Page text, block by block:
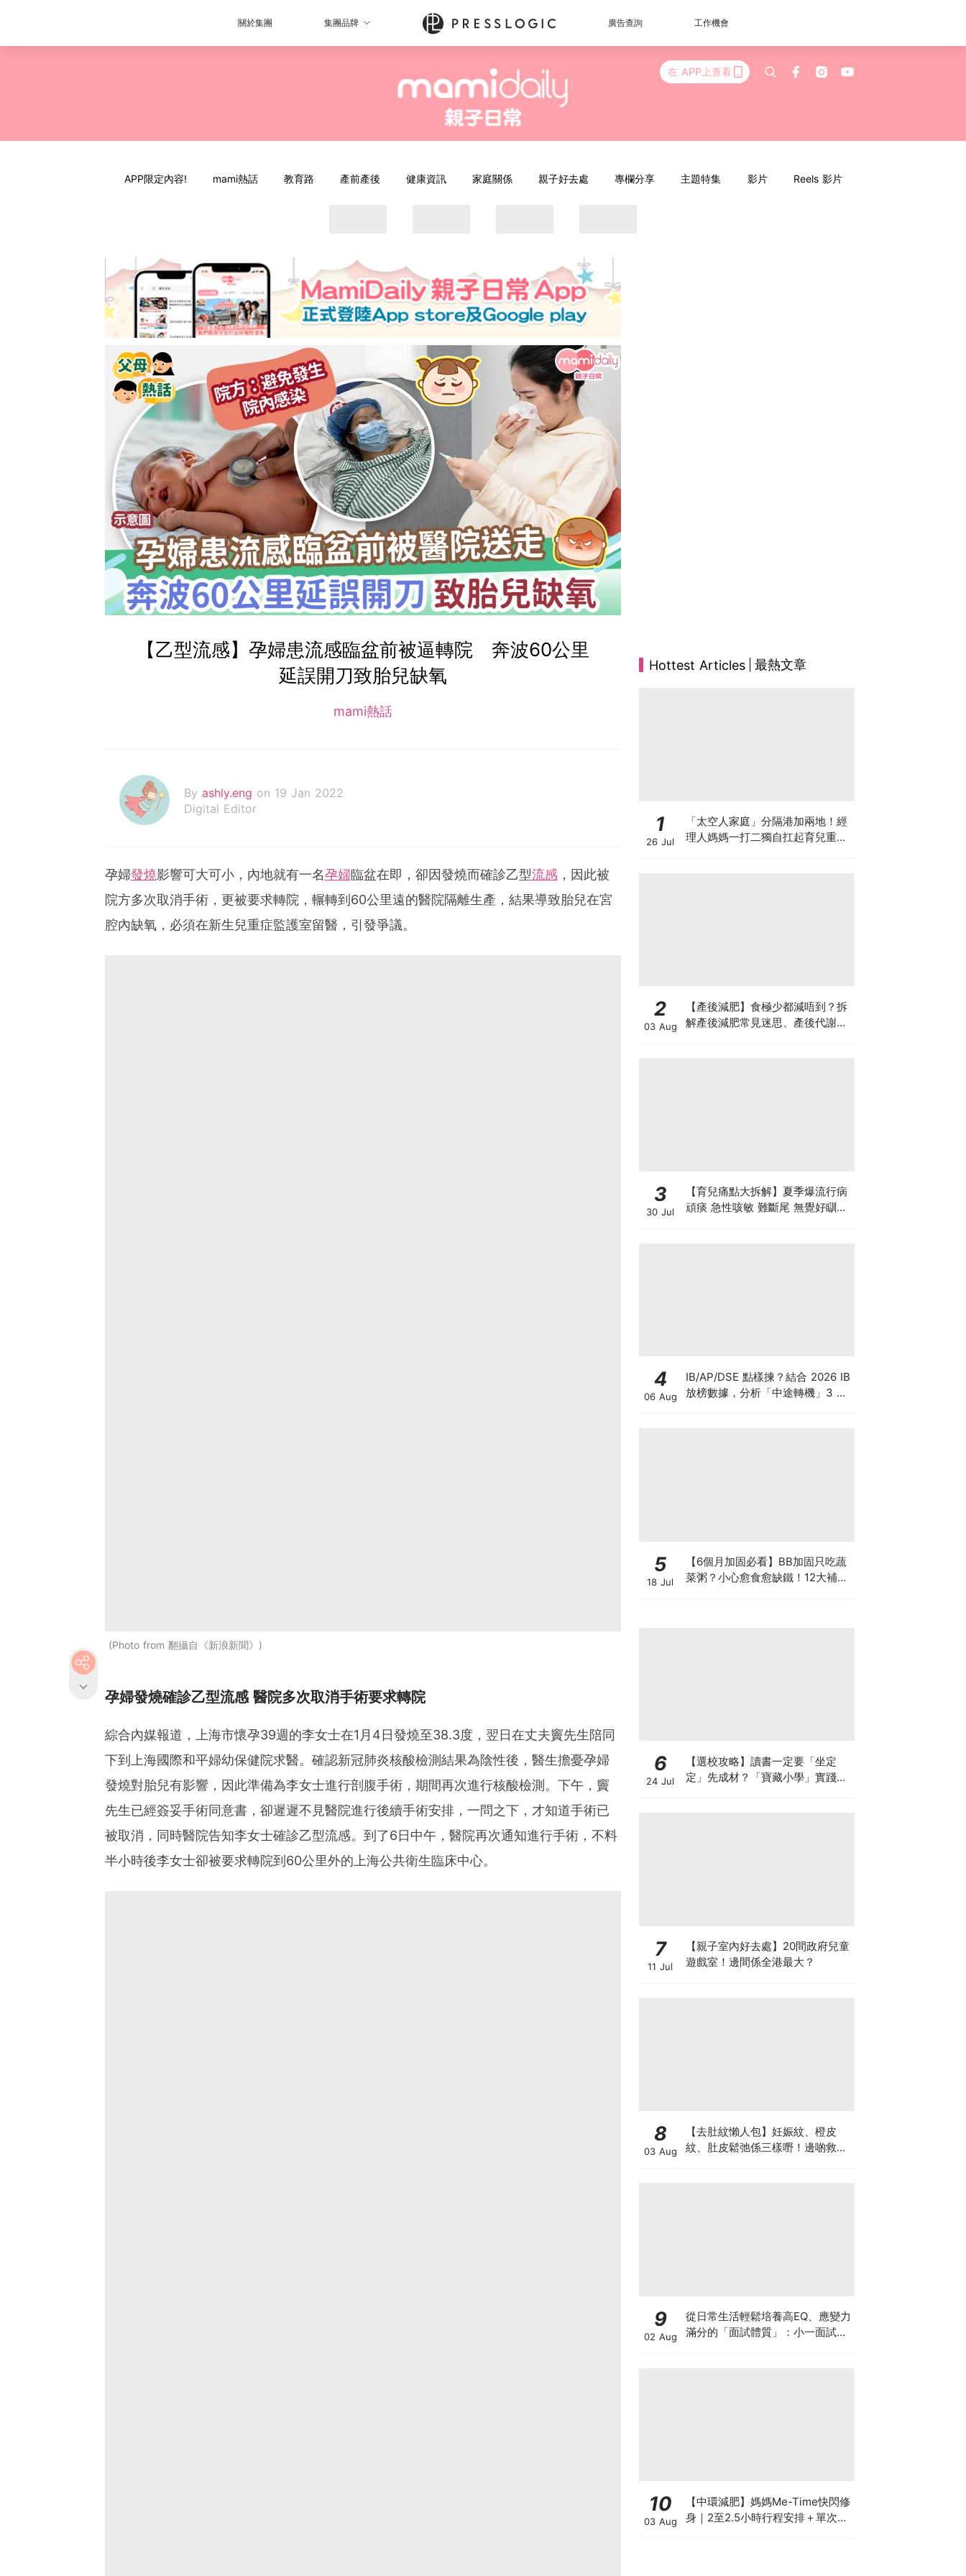
關於集團 集團品牌 廣告查詢 工作機會
在 APP上查看
APP限定內容! mami熱話 教育路 產前產後 健康資訊 家庭關係 親子好去處 專欄分享 主題特集 影片 Reels 影片
【乙型流感】孕婦患流感臨盆前被逼轉院 奔波60公里
延誤開刀致胎兒缺氧
mami熱話
By ashly.eng on 19 Jan 2022
Digital Editor
孕婦發燒影響可大可小，內地就有一名孕婦臨盆在即，卻因發燒而確診乙型流感，因此被
院方多次取消手術，更被要求轉院，輾轉到60公里遠的醫院隔離生產，結果導致胎兒在宮
腔內缺氧，必須在新生兒重症監護室留醫，引發爭議。
Photo from 翻攝自《新浪新聞》
孕婦發燒確診乙型流感 醫院多次取消手術要求轉院
綜合內媒報道，上海市懷孕39週的李女士在1月4日發燒至38.3度，翌日在丈夫竇先生陪同
下到上海國際和平婦幼保健院求醫。確認新冠肺炎核酸檢測結果為陰性後，醫生擔憂孕婦
發燒對胎兒有影響，因此準備為李女士進行剖腹手術，期間再次進行核酸檢測。下午，竇
先生已經簽妥手術同意書，卻遲遲不見醫院進行後續手術安排，一問之下，才知道手術已
被取消，同時醫院告知李女士確診乙型流感。到了6日中午，醫院再次通知進行手術，不料
半小時後李女士卻被要求轉院到60公里外的上海公共衛生臨床中心。
Hottest Articles 最熱文章
1
26 Jul
「太空人家庭」分隔港加兩地！經
理人媽媽一打二獨自扛起育兒重
2
03 Aug
【產後減肥】食極少都減唔到？拆
解產後減肥常見迷思、產後代謝、
3
30 Jul
【育兒痛點大拆解】夏季爆流行病
頑痰 急性咳敏 難斷尾 無覺好瞓？
4
06 Aug
IB/AP/DSE 點樣揀？結合 2026 IB
放榜數據，分析「中途轉機」3 大
5
18 Jul
【6個月加固必看】BB加固只吃蔬
菜粥？小心愈食愈缺鐵！12大補鐵
6
24 Jul
【選校攻略】讀書一定要「坐定
定」先成材？「寶藏小學」實踐動
7
11 Jul
【親子室內好去處】20間政府兒童
遊戲室！邊間係全港最大？
8
03 Aug
【去肚紋懶人包】妊娠紋、橙皮
紋、肚皮鬆弛係三樣嘢！邊啲救得
9
02 Aug
從日常生活輕鬆培養高EQ、應變力
滿分的「面試體質」：小一面試最
10
03 Aug
【中環減肥】媽媽Me-Time快閃修
身｜2至2.5小時行程安排＋單次收